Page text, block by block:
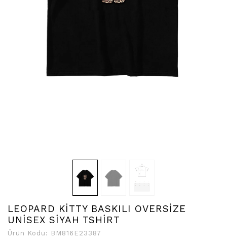
LEOPARD KİTTY BASKILI OVERSİZE
UNİSEX SİYAH TSHİRT
Ürün Kodu: BM816E23387